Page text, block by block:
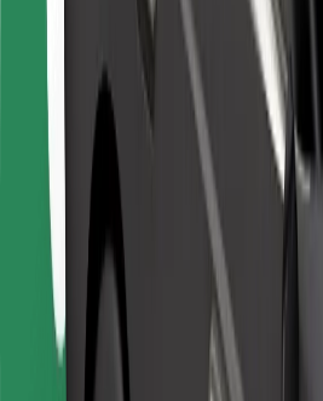
Pro restaurace
Bolt for Business
Partneři
Obchodní podmínky
Jízda za pár minut!
Stáhněte si aplikaci Bolt